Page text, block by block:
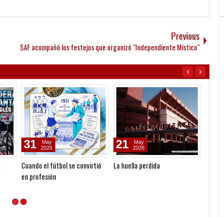
Previous
SAF acompañó los festejos que organizó "Independiente Místico"
Cuando el fútbol se convirtió
en profesión
31
May
2026
La huella perdida
21
May
2026
un